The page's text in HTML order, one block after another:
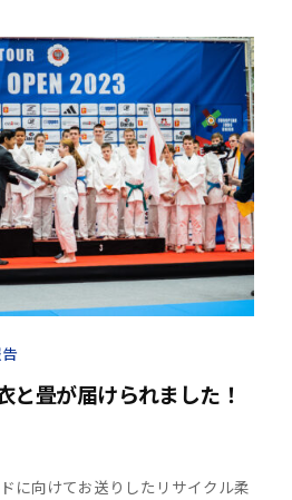
と畳が届けられました！
に向けてお送りしたリサイクル柔